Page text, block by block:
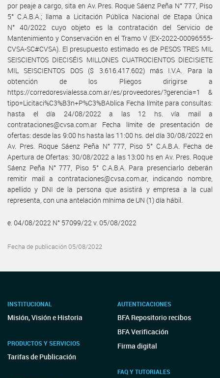
por peaje a cargo, sita en Av. Pres. Roque Sáenz Peña N° 777, Piso
5° C.A.B.A.; llama a Licitación Pública Nacional de Etapa Única
N° 40/2022 cuyo objeto es la contratación del Servicio de
Mantenimiento y Conservación en el Tramo V (EX-2022-00096555-
CVSA-SC#CVSA). El presupuesto estimado es de PESOS TRES MIL
SEISCIENTOS DIECISÉIS MILLONES CUATROCIENTOS DIECISIETE
MIL SEISCIENTOS DOS ($ 3.616.417.602) más I.V.A. Para la
obtención de los Pliegos dirigirse a
https://corredoresvialessa.com.ar/es/proveedores/?gerencia=1 &
tipo=Licitaci%C3%B3n+P%C3%BAblica Fecha límite para consultas:
hasta el día 24/08/2022 a las 12 hs. vía mail a
contrataciones@cvsa.com.ar Fecha límite de presentación de
ofertas: desde las 9:00 hs hasta las 11:00 hs. del día 30/08/2022 en
Av. Pres. Roque Sáenz Peña N° 777, Piso 5° C.A.B.A. Fecha de
Apertura de Ofertas: 30/08/2022 a las 13:00 hs en Av. Pres. Roque
Sáenz Peña N° 777, Piso 5° C.A.B.A. Para presenciarlo deberán
remitir mail a contrataciones@cvsa.com.ar, indicando nombre,
apellido y DNI de la persona que asistirá y empresa a la cual
representa, con una antelación mínima de UN (1) día hábil.
e. 04/08/2022 N° 57099/22 v. 05/08/2022
Fecha de publicación 05/08/2022
INSTITUCIONAL
Misión, Visión e Historia
PRODUCTOS Y SERVICIOS
Tarifas de Publicación
AUTENTICACIONES
BFA Repositorio recibos
BFA Verificación
Firma digital
FAQ Y TUTORIALES